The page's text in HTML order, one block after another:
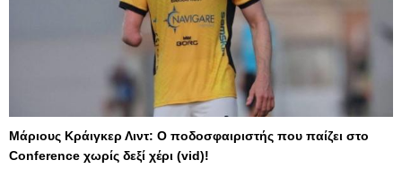
Μάριους Κράιγκερ Λιντ: Ο ποδοσφαιριστής που παίζει στο
Conference χωρίς δεξί χέρι (vid)!